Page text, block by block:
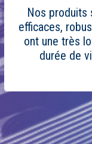
Nos produits
efficaces,
ont une très
durée de